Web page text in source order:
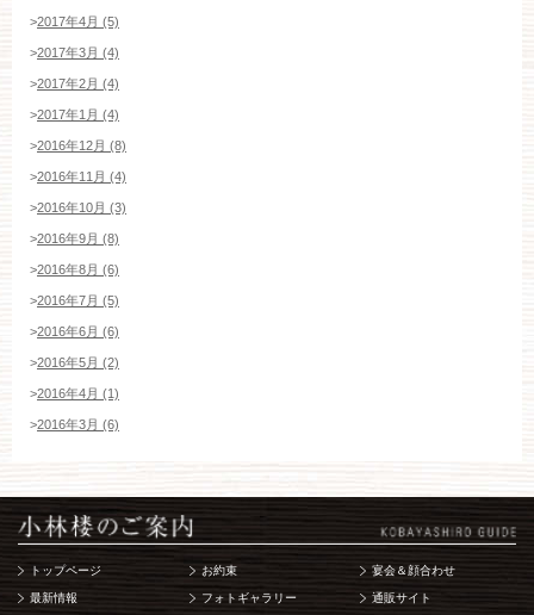
>2017年4月 (5)
>2017年3月 (4)
>2017年2月 (4)
>2017年1月 (4)
>2016年12月 (8)
>2016年11月 (4)
>2016年10月 (3)
>2016年9月 (8)
>2016年8月 (6)
>2016年7月 (5)
>2016年6月 (6)
>2016年5月 (2)
>2016年4月 (1)
>2016年3月 (6)
トップページ
最新情報
お約束
フォトギャラリー
宴会＆顔合わせ
通販サイト